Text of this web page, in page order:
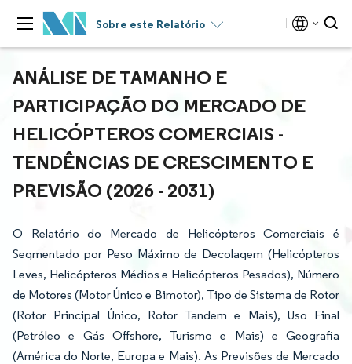
Sobre este Relatório
ANÁLISE DE TAMANHO E
PARTICIPAÇÃO DO MERCADO DE
HELICÓPTEROS COMERCIAIS -
TENDÊNCIAS DE CRESCIMENTO E
PREVISÃO (2026 - 2031)
O Relatório do Mercado de Helicópteros Comerciais é
Segmentado por Peso Máximo de Decolagem (Helicópteros
Leves, Helicópteros Médios e Helicópteros Pesados), Número
de Motores (Motor Único e Bimotor), Tipo de Sistema de Rotor
(Rotor Principal Único, Rotor Tandem e Mais), Uso Final
(Petróleo e Gás Offshore, Turismo e Mais) e Geografia
(América do Norte, Europa e Mais). As Previsões de Mercado